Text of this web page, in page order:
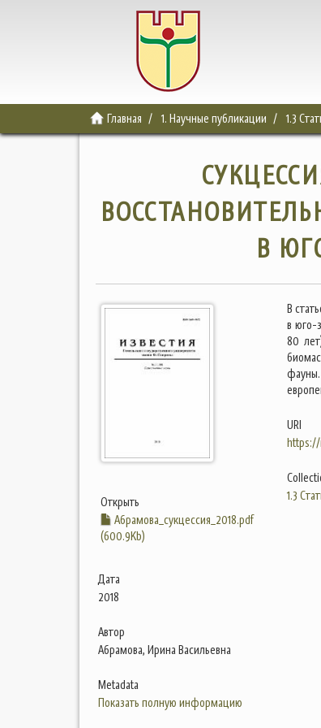
Главная 1. Научные публикации 1.3
В
Открыть
Абрамова_сукцессия_2018.pdf
(600.9Kb)
Дата
2018
Автор
Абрамова, Ирина Васильевна
Metadata
Показать полную информацию
В
в юго-
80
фауны.
URI
https://
1.3